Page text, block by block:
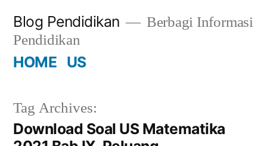
content
Blog Pendidikan
Berbagi Informasi
Pendidikan
HOME US
Tag Archives:
Download Soal US Matematika